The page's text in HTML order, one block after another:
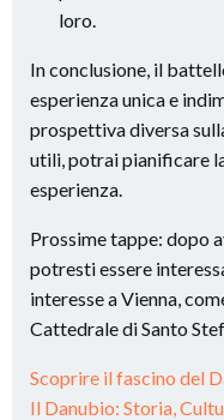
loro.
In conclusione, il
esperienza unica e
prospettiva diversa
utili, potrai pianificare
esperienza.
Prossime tappe: dopo
potresti essere
interesse a Vienna,
Cattedrale di Santo
Scoprire il fascino del
Il Danubio: Storia,